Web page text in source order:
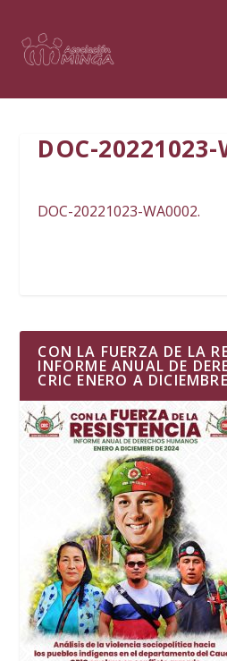
DOC-20221023-
DOC-20221023-WA0002.
CON LA FUERZA DE LA
INFORME ANUAL DE
CRIC ENERO A